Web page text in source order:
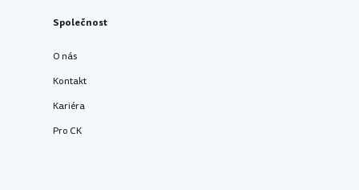
Společnost
O nás
Kontakt
Kariéra
Pro CK